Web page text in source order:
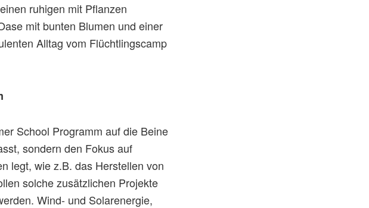
ruhigen mit Pflanzen
mit bunten Blumen und einer
Alltag vom Flüchtlingscamp
School Programm auf die Beine
sondern den Fokus auf
legt, wie z.B. das Herstellen von
solche zusätzlichen Projekte
Wind- und Solarenergie,